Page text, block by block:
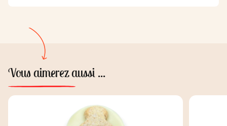
Vous aimerez aussi ...